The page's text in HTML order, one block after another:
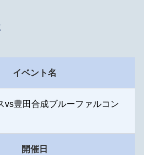
イベント名
vs豊田合成ブルーファルコン
開催日